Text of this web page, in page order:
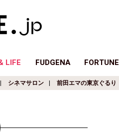
LIFE FUDGENA FORTUNE
シネマサロン 前田エマの東京ぐるり